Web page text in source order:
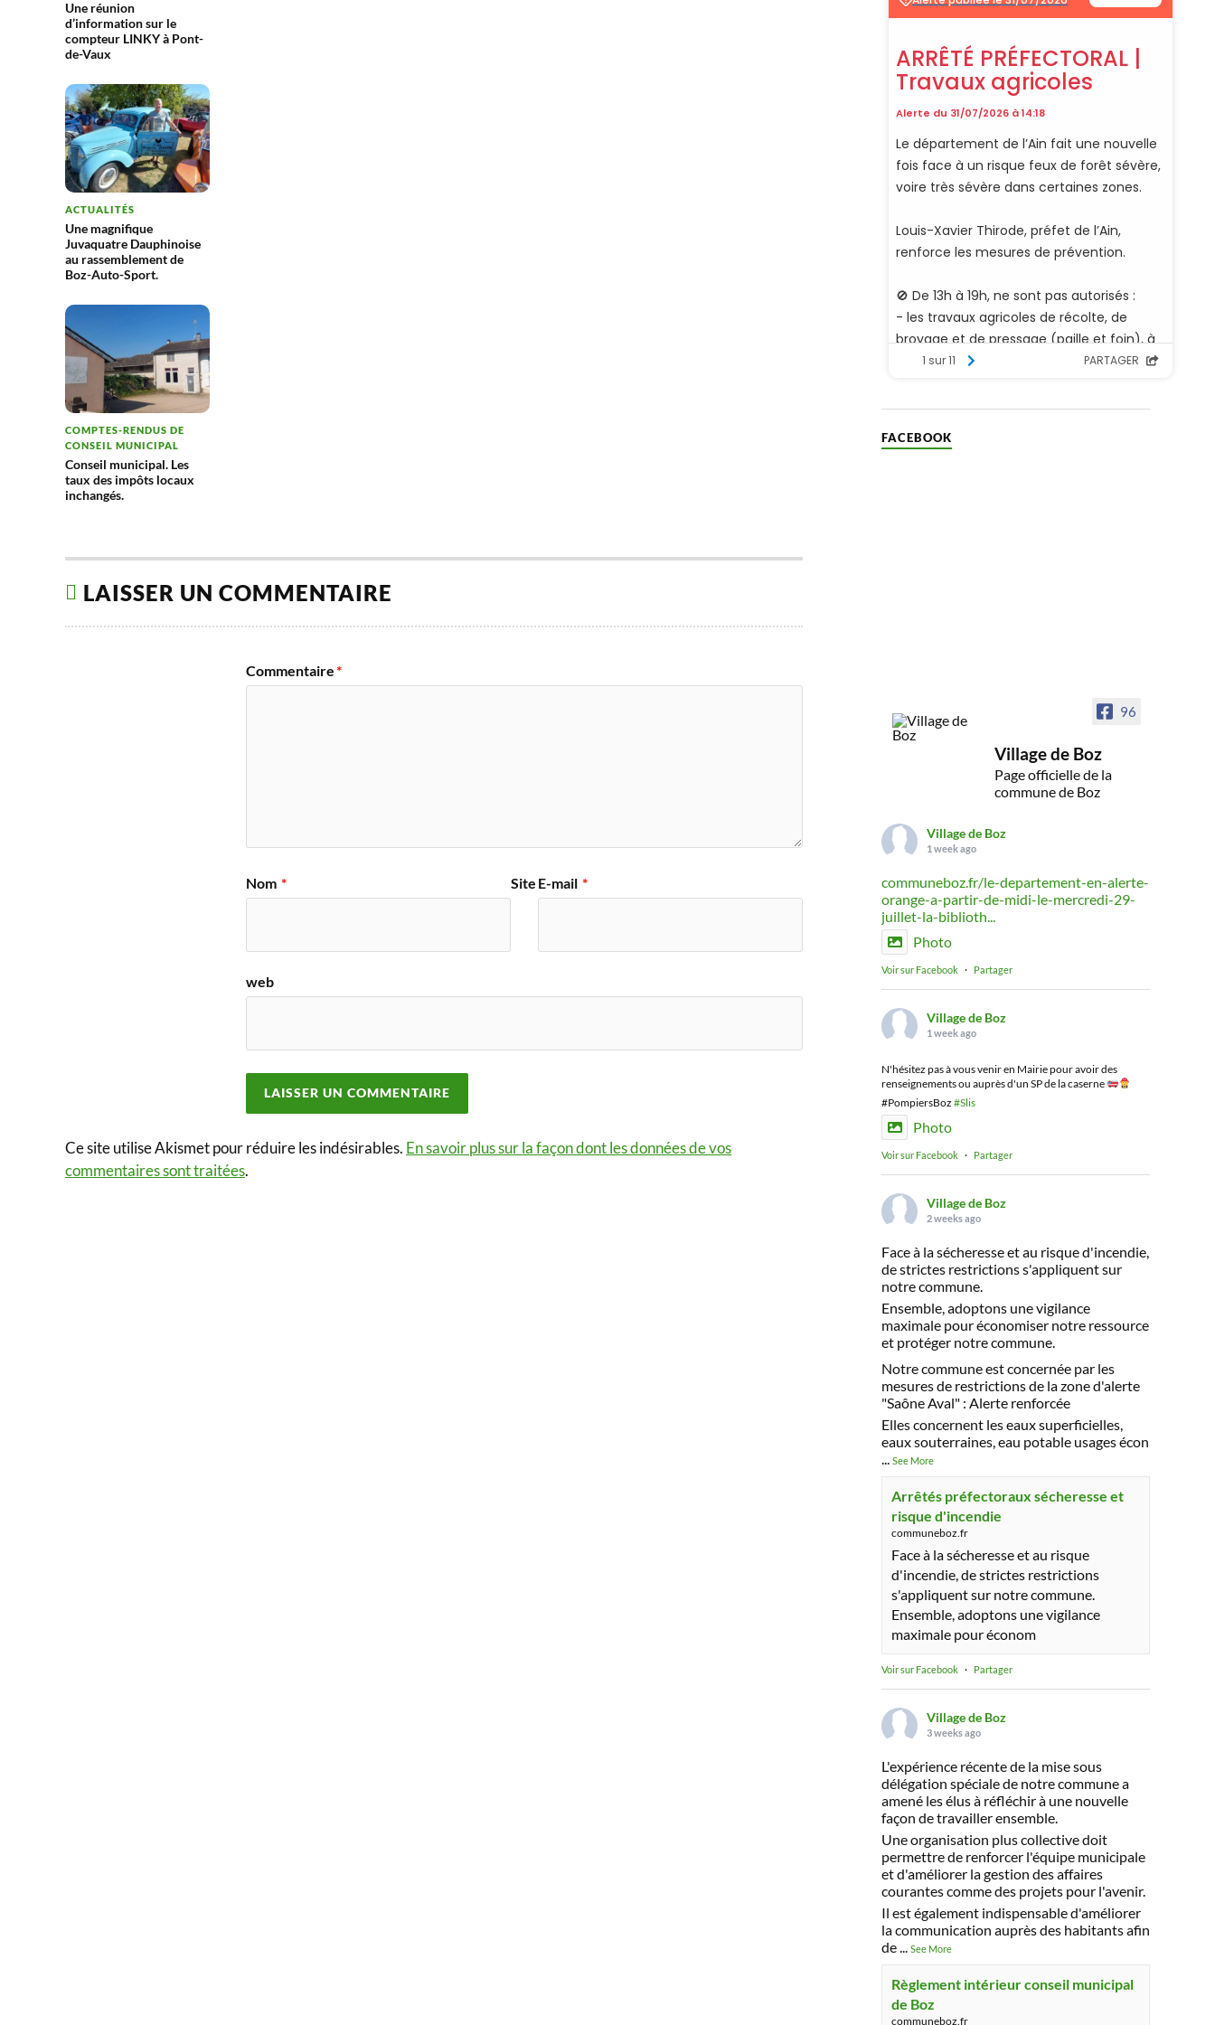
Une réunion
d’information sur le
compteur LINKY à Pont-
de-Vaux
ACTUALITÉS
Une magnifique
Juvaquatre Dauphinoise
au rassemblement de
Boz-Auto-Sport.
COMPTES-RENDUS DE
CONSEIL MUNICIPAL
Conseil municipal. Les
taux des impôts locaux
inchangés.
LAISSER UN COMMENTAIRE
Commentaire*
Nom * E-mail *
Site
web
Ce site utilise Akismet pour réduire les indésirables. En savoir plus sur la façon dont les données de vos
commentaires sont traitées.
FACEBOOK
96
Village de Boz
Page officielle de la
commune de Boz
Village de Boz
1 week ago
communeboz.fr/le-departement-en-alerte-
orange-a-partir-de-midi-le-mercredi-29-
juillet-la-biblioth...
Photo
Voir sur Facebook · Partager
Village de Boz
1 week ago
N'hésitez pas à vous venir en Mairie pour avoir des
renseignements ou auprès d'un SP de la caserne
#PompiersBoz #Slis
Photo
Voir sur Facebook · Partager
Village de Boz
2 weeks ago
Face à la sécheresse et au risque d'incendie,
de strictes restrictions s'appliquent sur
notre commune.
Ensemble, adoptons une vigilance
maximale pour économiser notre ressource
et protéger notre commune.
Notre commune est concernée par les
mesures de restrictions de la zone d'alerte
"Saône Aval" : Alerte renforcée
Elles concernent les eaux superficielles,
eaux souterraines, eau potable usages écon
... See More
Arrêtés préfectoraux sécheresse et
risque d'incendie
communeboz.fr
Face à la sécheresse et au risque
d'incendie, de strictes restrictions
s'appliquent sur notre commune.
Ensemble, adoptons une vigilance
maximale pour économ
Voir sur Facebook · Partager
Village de Boz
3 weeks ago
L'expérience récente de la mise sous
délégation spéciale de notre commune a
amené les élus à réfléchir à une nouvelle
façon de travailler ensemble.
Une organisation plus collective doit
permettre de renforcer l'équipe municipale
et d'améliorer la gestion des affaires
courantes comme des projets pour l'avenir.
Il est également indispensable d'améliorer
la communication auprès des habitants afin
de... See More
Règlement intérieur conseil municipal
de Boz
communeboz.fr